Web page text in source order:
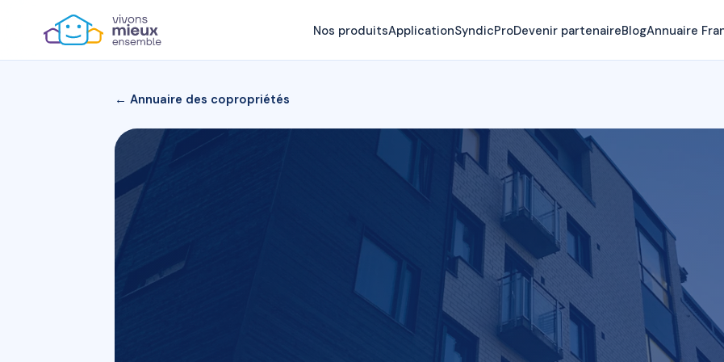
Nos produitsApplicationSyndicProDevenir partenaireBlogAnnuaire
← Annuaire des copropriétés